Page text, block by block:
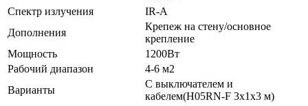
Спектр излучения
IR-A
Дополнения
Крепеж на стену/основное
крепление
Мощность
1200Вт
Рабочий диапазон
4-6 м2
Варианты
С выключателем и
кабелем(H05RN-F 3x1x3 м)